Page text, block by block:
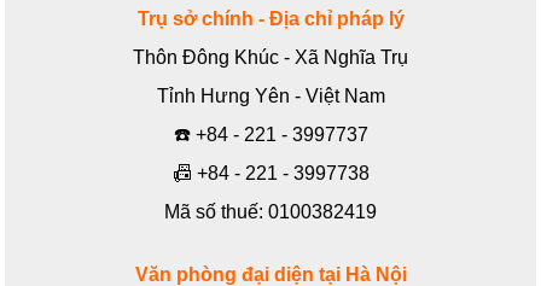
Trụ sở chính - Địa chỉ pháp lý
Thôn Đông Khúc - Xã Nghĩa Trụ
Tỉnh Hưng Yên - Việt Nam
☎️ +84 - 221 - 3997737
📠 +84 - 221 - 3997738
Mã số thuế: 0100382419
Văn phòng đại diện tại Hà Nội